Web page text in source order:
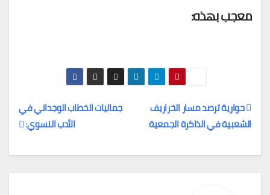
معجب بهذه:
تصفّح
المقالات
جماليات الخطاب الوجداني في
الأدب النسوي:
حوارية ترصد مسار الخراريف
الشعبية في الذاكرة الجمعية